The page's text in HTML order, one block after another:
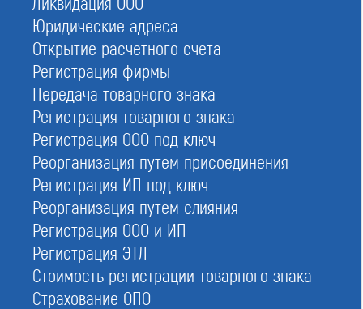
Юридические адреса
Открытие расчетного счета
Регистрация фирмы
Передача товарного знака
Регистрация товарного знака
Регистрация ООО под ключ
Реорганизация путем присоединения
Регистрация ИП под ключ
Реорганизация путем слияния
Регистрация ООО и ИП
Регистрация ЭТЛ
Стоимость регистрации товарного знака
Страхование ОПО
7715490451
1117799015608
Адрес:
127254, г. Москва, ул. Добролюбова, д. 16, стр. 1
Кол-во активных членов:
Размер компфонда возмещения вреда:
31 100 000
Условия вступления в СРО НП
«Союзнефтегазстрой»